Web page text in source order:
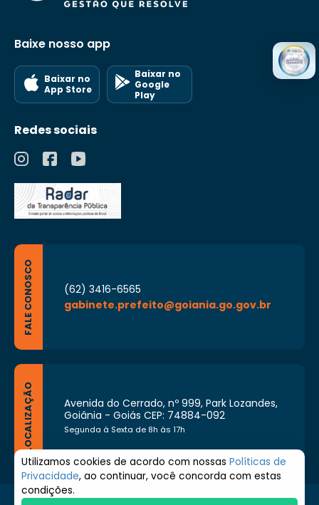
Baixe nosso app
Baixar no
App Store
Baixar no
Google
Play
Redes sociais
FALE CONOSCO
(62) 3416-6565
gabinete.prefeito@goiania.go.gov.br
LOCALIZAÇÃO
Avenida do Cerrado, nº 999, Park Lozandes,
Goiânia - Goiás CEP: 74884-092
Segunda à Sexta de 8h às 17h
Utilizamos cookies de acordo com nossas Políticas de
Privacidade, ao continuar, você concorda com estas
condições.